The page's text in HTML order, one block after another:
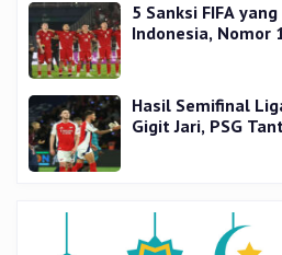
5 Sanksi FIFA
Indonesia, Nomor
Hasil Semifinal
Gigit Jari, PSG